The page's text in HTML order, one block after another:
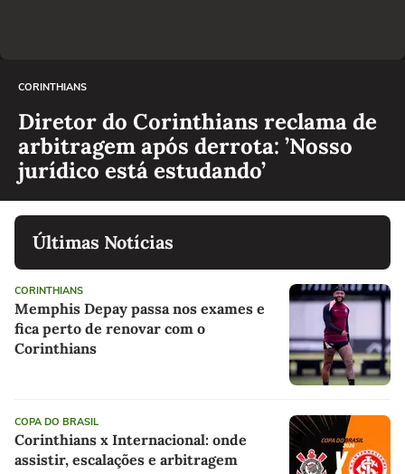
CORINTHIANS
Diretor do Corinthians reclama de
arbitragem após derrota: ’Nosso
jurídico está estudando’
Últimas Notícias
CORINTHIANS
Memphis Depay passa nos exames e
fica perto de renovar com o
Corinthians
COPA DO BRASIL
Corinthians x Internacional: onde
assistir, escalações e arbitragem